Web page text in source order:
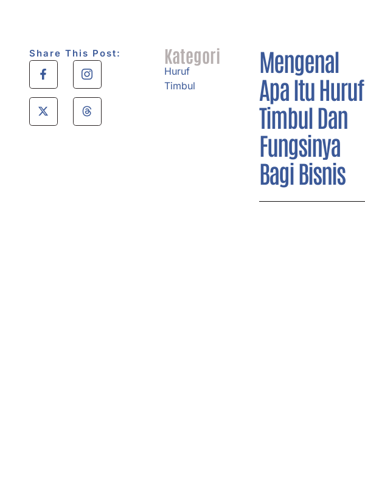
Share This Post: Kategori
Huruf
Timbul
Mengenal
Apa Itu Huruf
Timbul Dan
Fungsinya
Bagi Bisnis